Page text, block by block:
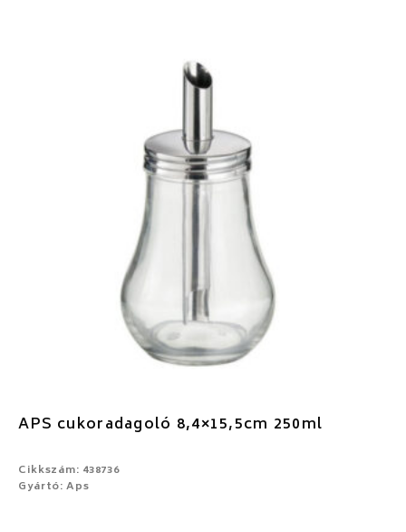
APS cukoradagoló 8,4×15,5cm 250ml
Cikkszám: 438736
Gyártó: Aps